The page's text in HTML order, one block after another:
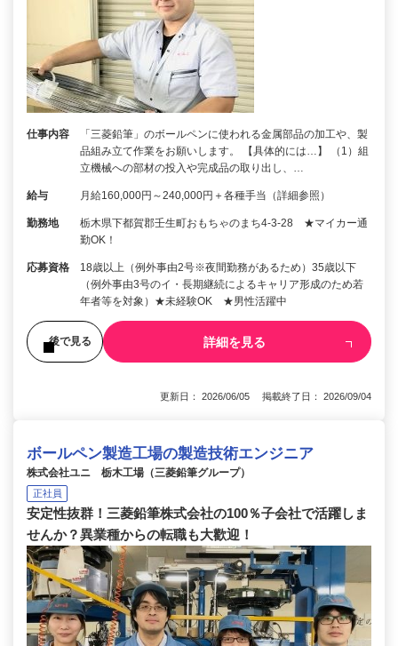
仕事内容
「三菱鉛筆」のボールペンに使われる金属部品の加工や、製
品組み立て作業をお願いします。 【具体的には…】 （1）組
立機械への部材の投入や完成品の取り出し、…
給与 月給160,000円～240,000円＋各種手当（詳細参照）
勤務地
栃木県下都賀郡壬生町おもちゃのまち4-3-28 ★マイカー通
勤OK！
応募資格
18歳以上（例外事由2号※夜間勤務があるため）35歳以下
（例外事由3号のイ・長期継続によるキャリア形成のため若
年者等を対象）★未経験OK ★男性活躍中
後で見る 詳細を見る
更新日： 2026/06/05 掲載終了日： 2026/09/04
ボールペン製造工場の製造技術エンジニア
株式会社ユニ 栃木工場（三菱鉛筆グループ）
正社員
安定性抜群！三菱鉛筆株式会社の100％子会社で活躍しま
せんか？異業種からの転職も大歡迎！